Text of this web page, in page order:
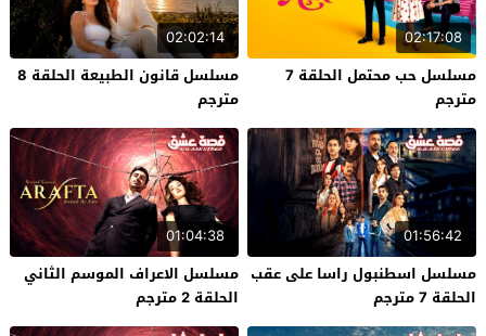
02:17:08
مسلسل حب محتمل الحلقة 7
مترجم
02:02:14
مسلسل قانون الطبيعة الحلقة 8
مترجم
01:56:42
مسلسل اسطنبول راسا على عقب
الحلقة 7 مترجم
01:04:38
مسلسل الاعراف الموسم الثاني
الحلقة 2 مترجم